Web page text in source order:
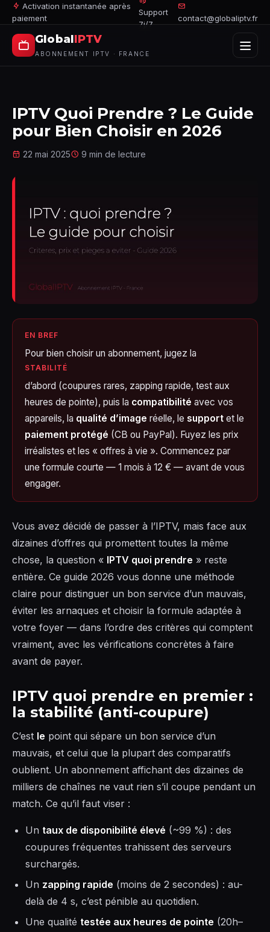
Activation instantanée après
paiement
Support
7j/7
contact@globaliptv.fr
GlobalIPTV
ABONNEMENT IPTV · FRANCE
IPTV Quoi Prendre ? Le Guide
pour Bien Choisir en 2026
22 mai 2025 9 min de lecture
EN BREF
Pour bien choisir un abonnement, jugez la
STABILITÉ
d’abord (coupures rares, zapping rapide, test aux
heures de pointe), puis la compatibilité avec vos
appareils, la qualité d’image réelle, le support et le
paiement protégé (CB ou PayPal). Fuyez les prix
irréalistes et les « offres à vie ». Commencez par
une formule courte — 1 mois à 12 € — avant de vous
engager.
Vous avez décidé de passer à l’IPTV, mais face aux
dizaines d’offres qui promettent toutes la même
chose, la question « IPTV quoi prendre » reste
entière. Ce guide 2026 vous donne une méthode
claire pour distinguer un bon service d’un mauvais,
éviter les arnaques et choisir la formule adaptée à
votre foyer — dans l’ordre des critères qui comptent
vraiment, avec les vérifications concrètes à faire
avant de payer.
IPTV quoi prendre en premier :
la stabilité (anti-coupure)
C’est le point qui sépare un bon service d’un
mauvais, et celui que la plupart des comparatifs
oublient. Un abonnement affichant des dizaines de
milliers de chaînes ne vaut rien s’il coupe pendant un
match. Ce qu’il faut viser :
Un taux de disponibilité élevé (~99 %) : des
coupures fréquentes trahissent des serveurs
surchargés.
Un zapping rapide (moins de 2 secondes) : au-
delà de 4 s, c’est pénible au quotidien.
Une qualité testée aux heures de pointe (20h–